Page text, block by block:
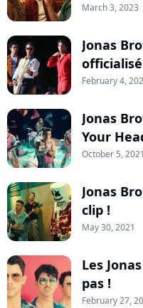
March 3, 2023
Jonas
February 4,
Jonas
Your
October 5, 2021
Jonas
clip !
May 30, 2021
Les
pas !
February 27,